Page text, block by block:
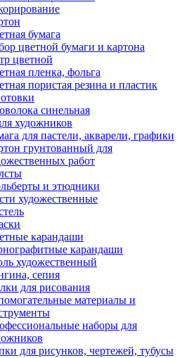
бумага
цветной бумаги и картона
цветной
пленка, фольга
пористая резина и пластик
синельная
художников
для пастели, акварели, графики
грунтованный для
работ
и этюдники
художественные
карандаши
карандаши
художественный
сепия
для рисования
материалы и
наборы для
для рисунков, чертежей, тубусы